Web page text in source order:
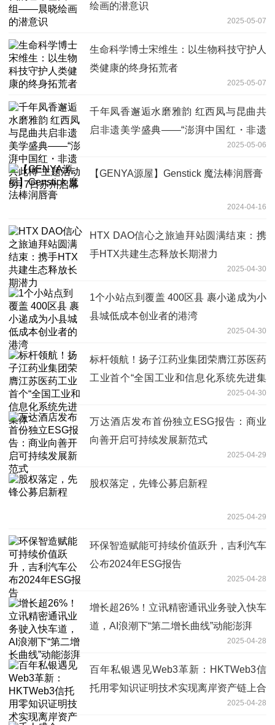
绘画的潜意识
2025-05-07
生命科学博士宋维生：以生物科技守护人
类健康的终身拓荒者
2025-05-07
千年凤香邂逅水磨雅韵 红西凤与昆曲共
启非遗美学盛典——“澎湃中国红・非遗
共此樽”主题活动5月7日苏州启幕2025-05-06
【GENYA源屋】Genstick 魔法棒润唇膏
2024-04-16
HTX DAO信心之旅迪拜站圆满结束：携
手HTX共建生态释放长期潜力
2025-04-30
1个小站点到覆盖 400区县 裹小递成为小
县城低成本创业者的港湾
2025-04-30
标杆领航！扬子江药业集团荣膺江苏医药
工业首个“全国工业和信息化系统先进集
2025-04-30
万达酒店发布首份独立ESG报告：商业
向善开启可持续发展新范式
2025-04-29
股权落定，先锋公募启新程
2025-04-29
环保智造赋能可持续价值跃升，吉利汽车
公布2024年ESG报告
2025-04-28
增长超26%！立讯精密通讯业务驶入快车
道，AI浪潮下“第二增长曲线”动能澎湃
2025-04-28
百年私银遇见Web3革新：HKTWeb3信
托用零知识证明技术实现离岸资产链上合
2025-04-28